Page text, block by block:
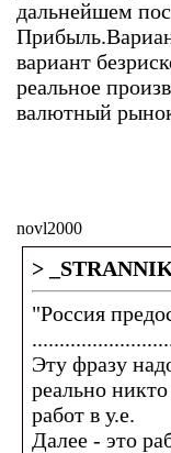
дальнейшем
вариант
реальное
валютный
novl2000
>
"Россия
Эту фразу
реально
работ в у.е.
Далее - это